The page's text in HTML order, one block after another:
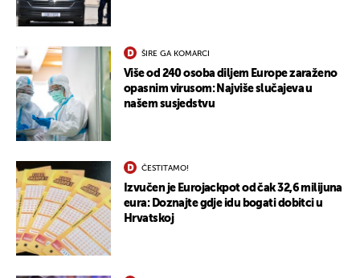
ŠIRE GA KOMARCI
Više od 240 osoba diljem Europe zaraženo
opasnim virusom: Najviše slučajeva u
našem susjedstvu
ČESTITAMO!
Izvučen je Eurojackpot od čak 32,6 milijuna
eura: Doznajte gdje idu bogati dobitci u
Hrvatskoj